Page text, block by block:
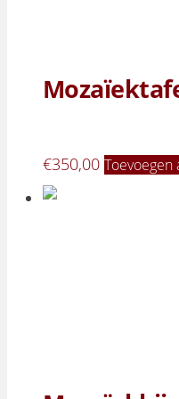
€350,00 Toevoegen